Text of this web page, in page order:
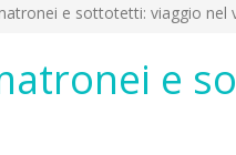
e sottotetti: viaggio nel
e